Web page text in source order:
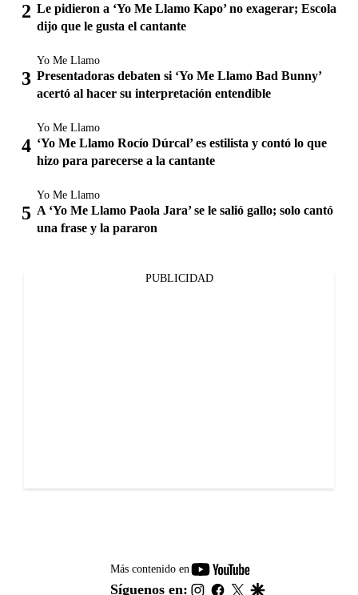
Le pidieron a ‘Yo Me Llamo Kapo’ no exagerar; Escola
dijo que le gusta el cantante
Yo Me Llamo
Presentadoras debaten si ‘Yo Me Llamo Bad Bunny’
acertó al hacer su interpretación entendible
Yo Me Llamo
‘Yo Me Llamo Rocío Dúrcal’ es estilista y contó lo que
hizo para parecerse a la cantante
Yo Me Llamo
A ‘Yo Me Llamo Paola Jara’ se le salió gallo; solo cantó
una frase y la pararon
PUBLICIDAD
Más contenido en
youtube-
footer
Síguenos en: instagram
facebook
twitter